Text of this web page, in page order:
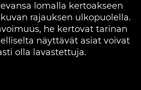
lomalla kertoakseen
rajauksen ulkopuolella.
he kertovat tarinan
näyttävät asiat voivat
olla lavastettuja.